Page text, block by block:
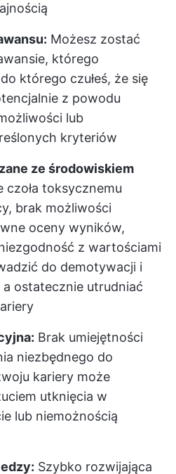
Możesz zostać
którego
którego czułeś, że się
z powodu
lub
kryteriów
ze środowiskiem
czoła toksycznemu
brak możliwości
oceny wyników,
z wartościami
do demotywacji i
ostatecznie utrudniać
Brak umiejętności
niezbędnego do
kariery może
utknięcia w
lub niemożnością
Szybko rozwijająca